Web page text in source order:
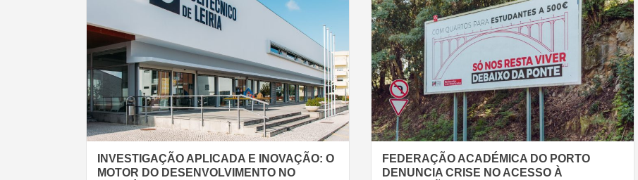
INVESTIGAÇÃO APLICADA E INOVAÇÃO: O
MOTOR DO DESENVOLVIMENTO NO
FEDERAÇÃO ACADÉMICA DO PORTO
DENUNCIA CRISE NO ACESSO À